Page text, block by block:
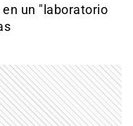
en un "laboratorio